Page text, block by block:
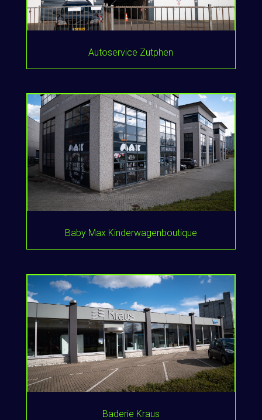
Autoservice Zutphen
Baby Max Kinderwagenboutique
Baderie Kraus